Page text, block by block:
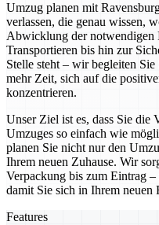
Umzug planen mit
verlassen, die genau wissen,
Abwicklung der notwendigen
Transportieren bis hin zur
Stelle steht – wir begleiten
mehr Zeit, sich auf die
konzentrieren.
Unser Ziel ist es, dass Sie die
Umzuges so einfach wie
planen Sie nicht nur den
Ihrem neuen Zuhause. Wir
Verpackung bis zum Eintrag
damit Sie sich in Ihrem
Features